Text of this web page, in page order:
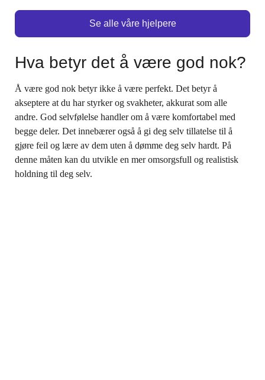
Se alle våre hjelpere
Hva betyr det å være god nok?
Å være god nok betyr ikke å være perfekt. Det betyr å
akseptere at du har styrker og svakheter, akkurat som alle
andre. God selvfølelse handler om å være komfortabel med
begge deler. Det innebærer også å gi deg selv tillatelse til å
gjøre feil og lære av dem uten å dømme deg selv hardt. På
denne måten kan du utvikle en mer omsorgsfull og realistisk
holdning til deg selv.